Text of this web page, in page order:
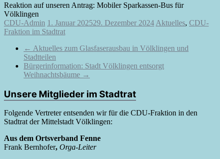
Reaktion auf unseren Antrag: Mobiler Sparkassen-Bus für
Völklingen
CDU-Admin 1. Januar 202529. Dezember 2024 Aktuelles, CDU-
Fraktion im Stadtrat
← Aktuelles zum Glasfaserausbau in Völklingen und
Stadtteilen
Bürgerinformation: Stadt Völklingen entsorgt
Weihnachtsbäume →
Unsere Mitglieder im Stadtrat
Folgende Vertreter entsenden wir für die CDU-Fraktion in den
Stadtrat der Mittelstadt Völklingen:
Aus dem Ortsverband Fenne
Frank Bernhofer, Orga-Leiter